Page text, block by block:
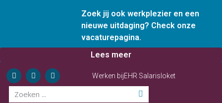
Zoek jij ook werkplezier en een
nieuwe uitdaging? Check onze
vacaturepagina.
Lees meer
Werken bijEHR Salarisloket